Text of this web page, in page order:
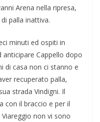
Arena nella ripresa,
palla inattiva.
minuti ed ospiti in
Cappello dopo
di casa non ci stanno e
recuperato palla,
strada Vindigni. Il
con il braccio e per il
non vi sono